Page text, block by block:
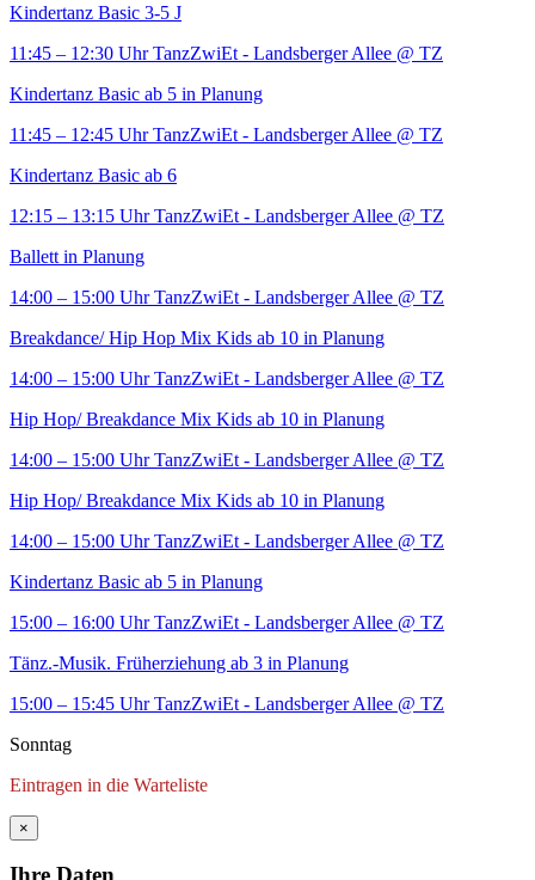
Kindertanz Basic 3-5 J
11:45 – 12:30 Uhr TanzZwiEt - Landsberger Allee @ TZ
Kindertanz Basic ab 5 in Planung
11:45 – 12:45 Uhr TanzZwiEt - Landsberger Allee @ TZ
Kindertanz Basic ab 6
12:15 – 13:15 Uhr TanzZwiEt - Landsberger Allee @ TZ
Ballett in Planung
14:00 – 15:00 Uhr TanzZwiEt - Landsberger Allee @ TZ
Breakdance/ Hip Hop Mix Kids ab 10 in Planung
14:00 – 15:00 Uhr TanzZwiEt - Landsberger Allee @ TZ
Hip Hop/ Breakdance Mix Kids ab 10 in Planung
14:00 – 15:00 Uhr TanzZwiEt - Landsberger Allee @ TZ
Hip Hop/ Breakdance Mix Kids ab 10 in Planung
14:00 – 15:00 Uhr TanzZwiEt - Landsberger Allee @ TZ
Kindertanz Basic ab 5 in Planung
15:00 – 16:00 Uhr TanzZwiEt - Landsberger Allee @ TZ
Tänz.-Musik. Früherziehung ab 3 in Planung
15:00 – 15:45 Uhr TanzZwiEt - Landsberger Allee @ TZ
Sonntag
Eintragen in die Warteliste
×